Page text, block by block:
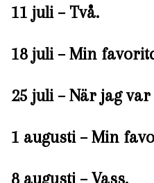
11 juli – Två.
18 juli – Min
25 juli – När jag
1 augusti – Min
8 augusti – Vass.